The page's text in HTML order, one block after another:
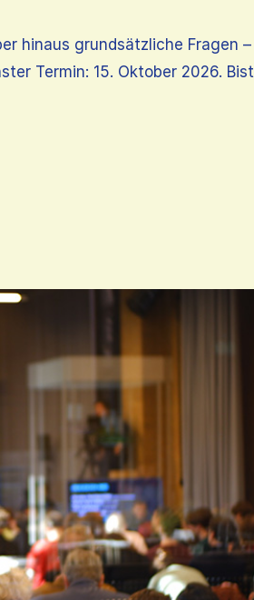
hinaus grundsätzliche Fragen –
Termin: 15. Oktober 2026. Bist